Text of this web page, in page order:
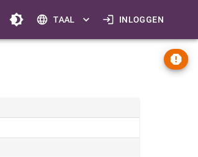
TAAL INLOGGEN